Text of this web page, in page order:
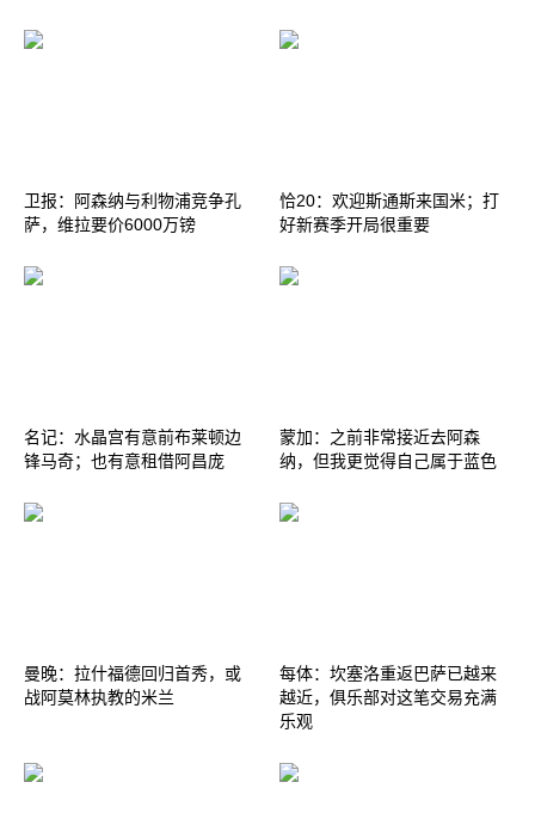
卫报：阿森纳与利物浦竞争孔
萨，维拉要价6000万镑
恰20：欢迎斯通斯来国米；打
好新赛季开局很重要
名记：水晶宫有意前布莱顿边
锋马奇；也有意租借阿昌庞
蒙加：之前非常接近去阿森
纳，但我更觉得自己属于蓝色
曼晚：拉什福德回归首秀，或
战阿莫林执教的米兰
每体：坎塞洛重返巴萨已越来
越近，俱乐部对这笔交易充满
乐观